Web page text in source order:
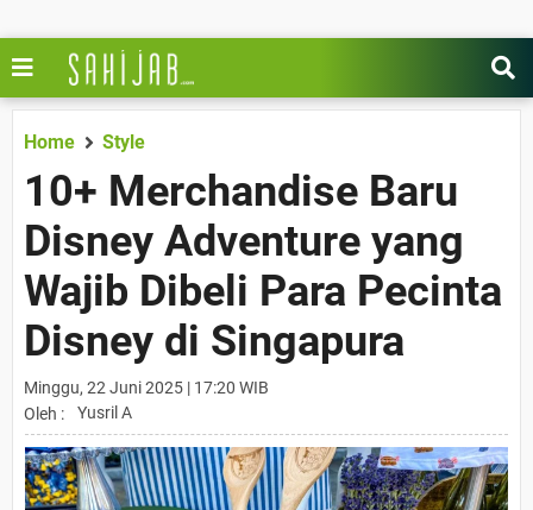
Home Style
10+ Merchandise Baru
Disney Adventure yang
Wajib Dibeli Para Pecinta
Disney di Singapura
Minggu, 22 Juni 2025 | 17:20 WIB
Oleh :
Yusril A